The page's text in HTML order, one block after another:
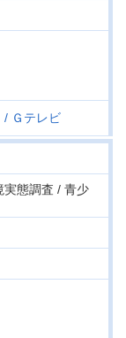
Ｇテレビ
実態調査 / 青少